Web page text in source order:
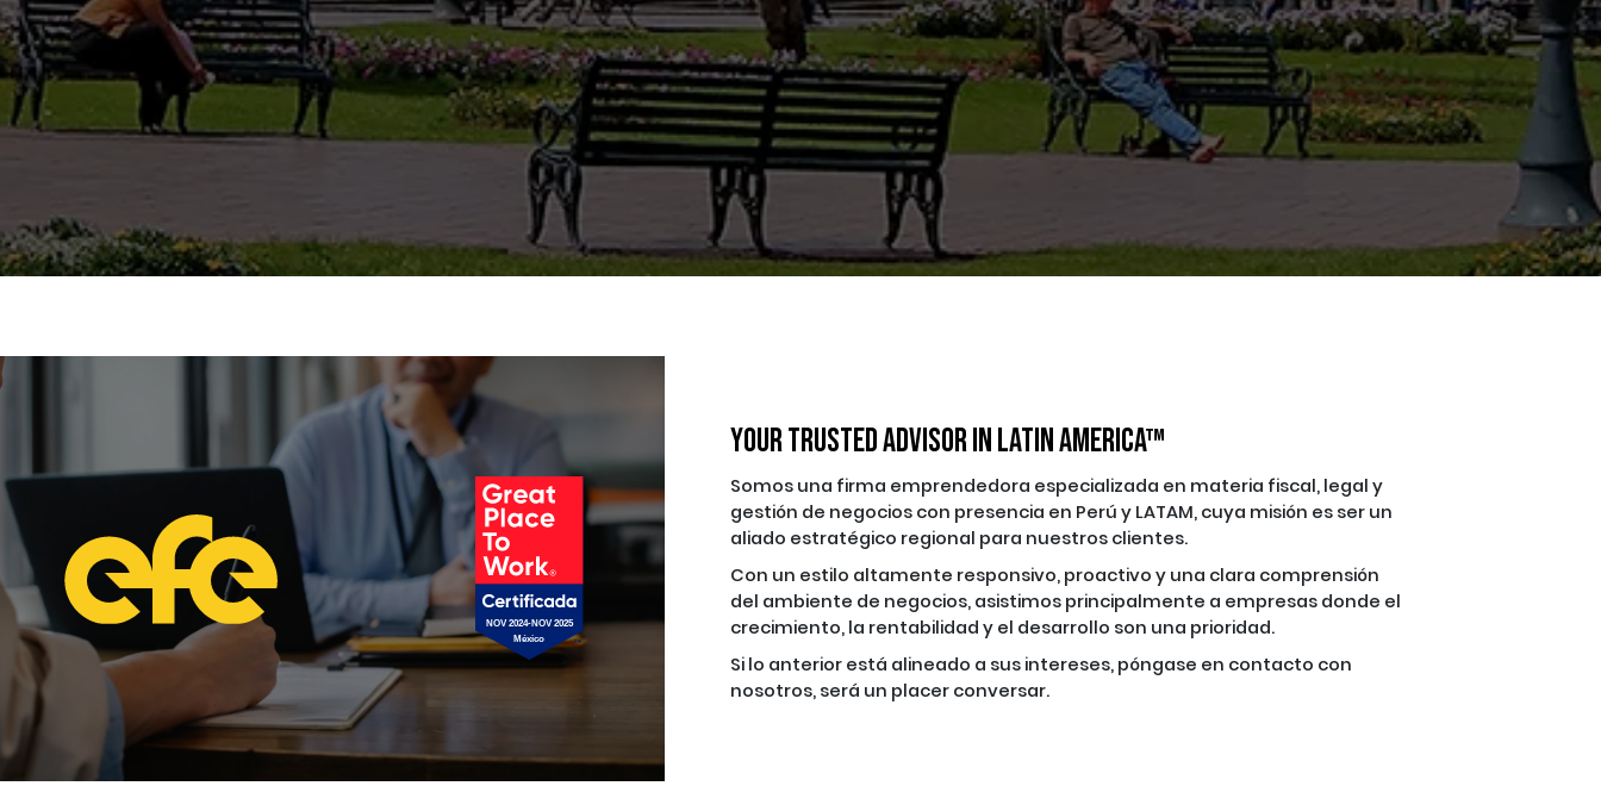
Your Trusted Advisor in LATIN AMERICA™
Somos una firma emprendedora especializada en materia fiscal, legal y
gestión de negocios con presencia en Perú y LATAM, cuya misión es ser un
aliado estratégico regional para nuestros clientes.
Con un estilo altamente responsivo, proactivo y una clara comprensión
del ambiente de negocios, asistimos principalmente a empresas donde el
crecimiento, la rentabilidad y el desarrollo son una prioridad.
Si lo anterior está alineado a sus intereses, póngase en contacto con
nosotros, será un placer conversar.